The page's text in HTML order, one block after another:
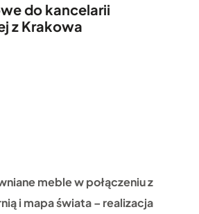
do kancelarii
z Krakowa
meble w połączeniu z
i mapa świata – realizacja